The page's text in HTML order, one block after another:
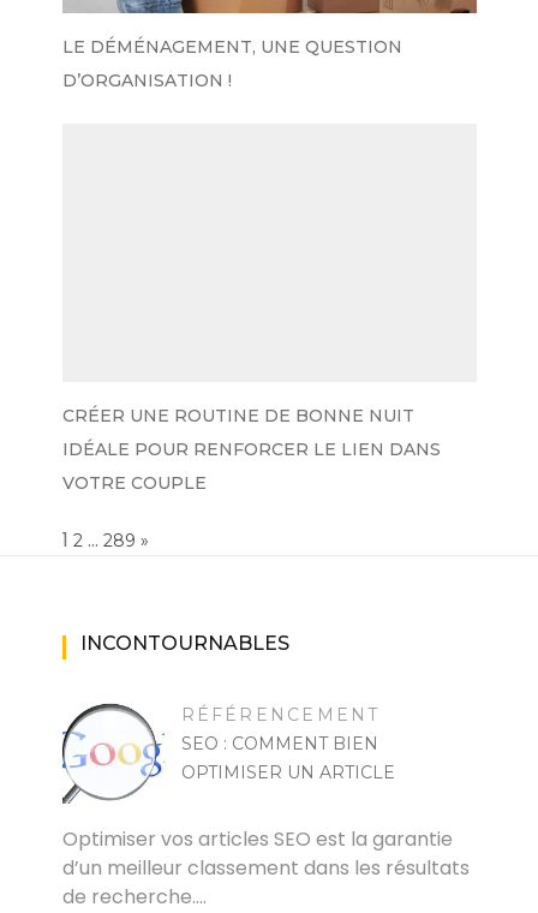
LE DÉMÉNAGEMENT, UNE QUESTION
D’ORGANISATION !
CRÉER UNE ROUTINE DE BONNE NUIT
IDÉALE POUR RENFORCER LE LIEN DANS
VOTRE COUPLE
Page:
1 2 … 289 NEXT
»
INCONTOURNABLES
RÉFÉRENCEMENT
SEO : COMMENT BIEN
OPTIMISER UN ARTICLE
Optimiser vos articles SEO est la garantie
d’un meilleur classement dans les résultats
de recherche.…